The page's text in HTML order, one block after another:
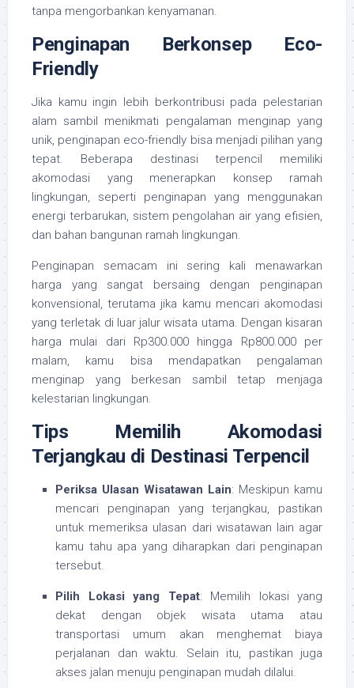
tanpa mengorbankan kenyamanan.
Penginapan Berkonsep Eco-
Friendly
Jika kamu ingin lebih berkontribusi pada pelestarian
alam sambil menikmati pengalaman menginap yang
unik, penginapan eco-friendly bisa menjadi pilihan yang
tepat. Beberapa destinasi terpencil memiliki
akomodasi yang menerapkan konsep ramah
lingkungan, seperti penginapan yang menggunakan
energi terbarukan, sistem pengolahan air yang efisien,
dan bahan bangunan ramah lingkungan.
Penginapan semacam ini sering kali menawarkan
harga yang sangat bersaing dengan penginapan
konvensional, terutama jika kamu mencari akomodasi
yang terletak di luar jalur wisata utama. Dengan kisaran
harga mulai dari Rp300.000 hingga Rp800.000 per
malam, kamu bisa mendapatkan pengalaman
menginap yang berkesan sambil tetap menjaga
kelestarian lingkungan.
Tips Memilih Akomodasi
Terjangkau di Destinasi Terpencil
Periksa Ulasan Wisatawan Lain: Meskipun kamu
mencari penginapan yang terjangkau, pastikan
untuk memeriksa ulasan dari wisatawan lain agar
kamu tahu apa yang diharapkan dari penginapan
tersebut.
Pilih Lokasi yang Tepat: Memilih lokasi yang
dekat dengan objek wisata utama atau
transportasi umum akan menghemat biaya
perjalanan dan waktu. Selain itu, pastikan juga
akses jalan menuju penginapan mudah dilalui.